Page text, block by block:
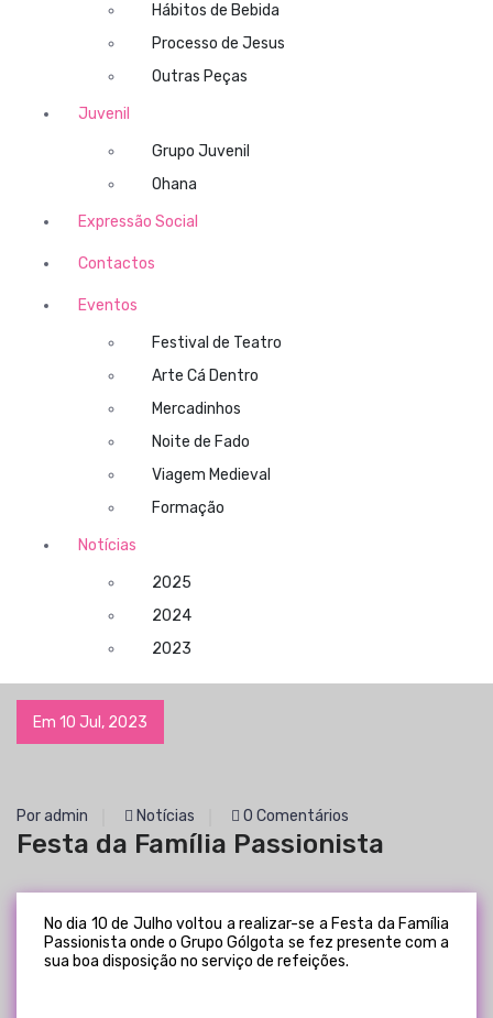
Hábitos de Bebida
Processo de Jesus
Outras Peças
Juvenil
Grupo Juvenil
Ohana
Expressão Social
Contactos
Eventos
Festival de Teatro
Arte Cá Dentro
Mercadinhos
Noite de Fado
Viagem Medieval
Formação
Notícias
2025
2024
2023
Em 10 Jul, 2023
Por admin Notícias 0 Comentários
Festa da Família Passionista
No dia 10 de Julho voltou a realizar-se a Festa da Família
Passionista onde o Grupo Gólgota se fez presente com a
sua boa disposição no serviço de refeições.